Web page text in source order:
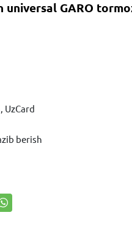
universal GARO
UzCard
berish